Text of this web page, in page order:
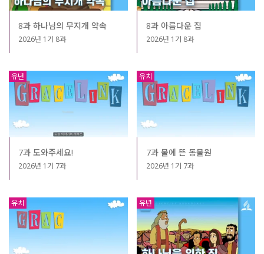
8과 하나님의 무지개 약속
2026년 1기 8과
8과 아름다운 집
2026년 1기 8과
유년
7과 도와주세요!
2026년 1기 7과
유치
7과 물에 뜬 동물원
2026년 1기 7과
유치 유년